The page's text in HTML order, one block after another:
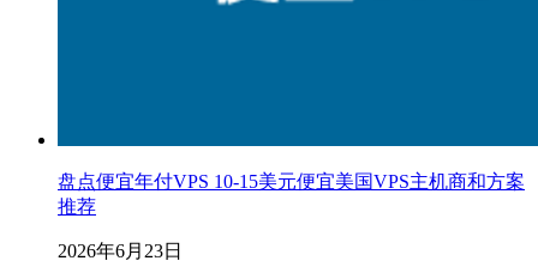
盘点便宜年付VPS 10-15美元便宜美国VPS主机商和方案
推荐
2026年6月23日